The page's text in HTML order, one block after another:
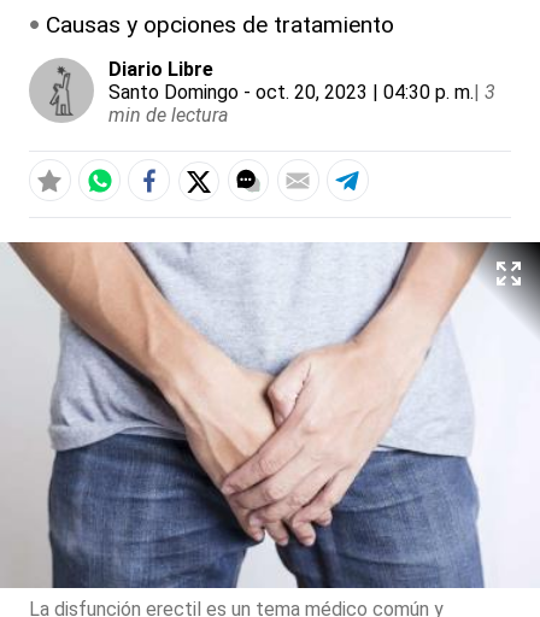
Causas y opciones de tratamiento
Diario Libre
Santo Domingo - oct. 20, 2023 | 04:30 p. m.| 3
min de lectura
La disfunción erectil es un tema médico común y